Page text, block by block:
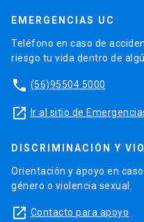
EMERGENCIAS UC
Teléfono en caso de
riesgo tu vida dentro de
phone (56)95504 5000
launch Ir al sitio de
DISCRIMINACIÓN Y
Orientación y apoyo en
género o violencia sexual.
launch Contacto para apoyo